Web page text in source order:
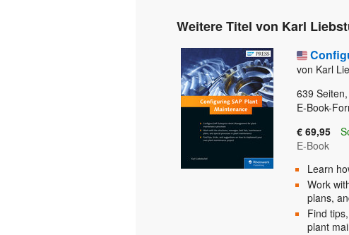
Weitere Titel von Karl
von Karl
639
E-Book-
€ 69,95
E-Book
Learn
Work
plans,
Find
plant